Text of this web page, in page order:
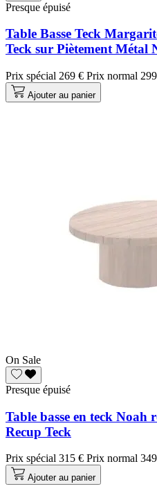
Presque épuisé
Table Basse Teck
Teck sur Piètement Métal
Prix spécial 269 € Prix normal
Ajouter au panier
On Sale
Presque épuisé
Table basse en teck Noah
Recup Teck
Prix spécial 315 € Prix normal
Ajouter au panier